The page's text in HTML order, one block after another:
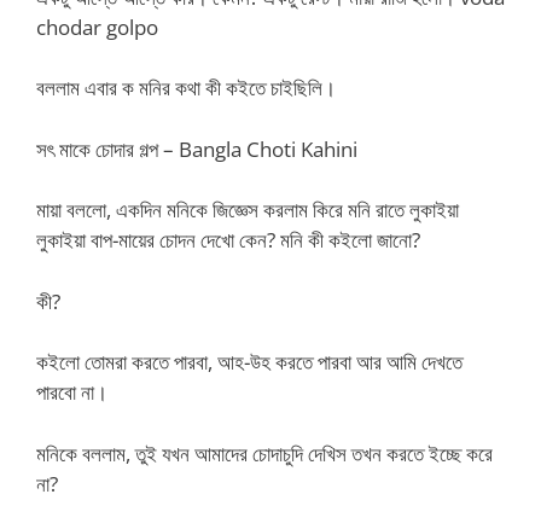
chodar golpo
বললাম এবার ক মনির কথা কী কইতে চাইছিলি।
সৎ মাকে চোদার গল্প – Bangla Choti Kahini
মায়া বললো, একদিন মনিকে জিজ্ঞেস করলাম কিরে মনি রাতে লুকাইয়া
লুকাইয়া বাপ-মায়ের চোদন দেখো কেন? মনি কী কইলো জানো?
কী?
কইলো তোমরা করতে পারবা, আহ-উহ করতে পারবা আর আমি দেখতে
পারবো না।
মনিকে বললাম, তুই যখন আমাদের চোদাচুদি দেখিস তখন করতে ইচ্ছে করে
না?